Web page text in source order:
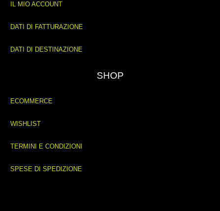
IL MIO ACCOUNT
DATI DI FATTURAZIONE
DATI DI DESTINAZIONE
SHOP
ECOMMERCE
WISHLIST
TERMINI E CONDIZIONI
SPESE DI SPEDIZIONE